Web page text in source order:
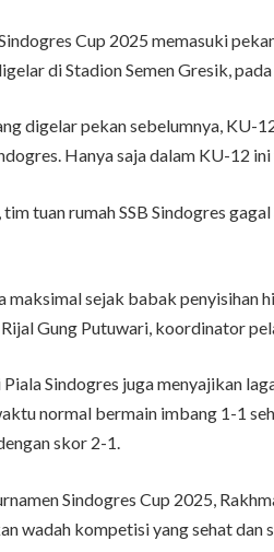
Cup 2025 memasuki
di Stadion Semen Gresik,
digelar pekan sebelumnya, KU-
Hanya saja dalam KU-12
tuan rumah SSB Sindogres
maksimal sejak babak
Gung Putuwari, koordinator
Sindogres juga menyajikan
normal bermain imbang 1-1
skor 2-1.
Sindogres Cup 2025,
wadah kompetisi yang sehat